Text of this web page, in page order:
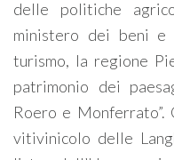
delle politiche
ministero dei beni
turismo, la regione
patrimonio dei
Roero e Monferrato”.
vitivinicolo delle